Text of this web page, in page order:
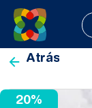
Porcentaje
Atrás
20%